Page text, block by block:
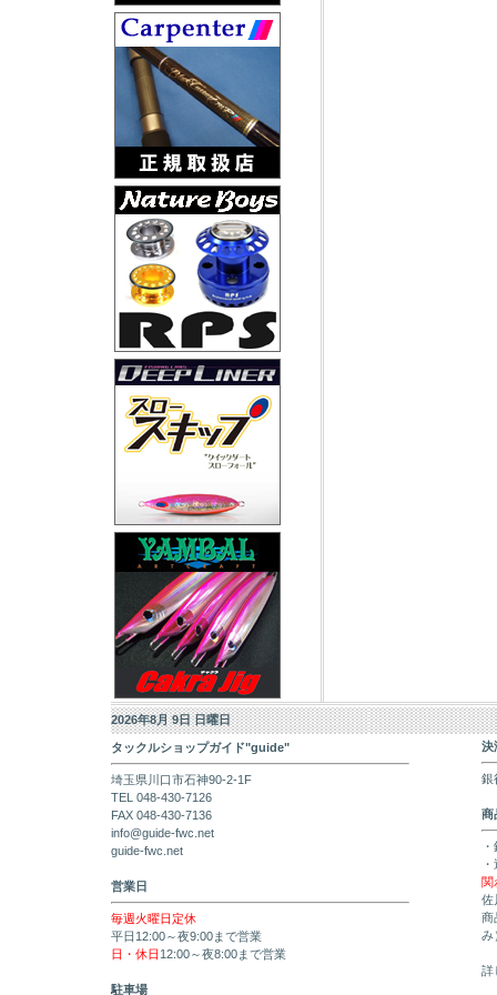
2026年8月 9日 日曜日
タックルショップガイド"guide"
埼玉県川口市石神90-2-1F
TEL 048-430-7126
FAX 048-430-7136
info@guide-fwc.net
guide-fwc.net
営業日
毎週火曜日定休
平日12:00～夜9:00まで営業
日・休日 12:00～夜8:00まで営業
駐車場
決
銀
商
関
佐
商
み
詳